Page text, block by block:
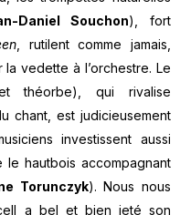
Daniel Souchon), fort
, rutilent comme jamais,
vedette à l’orchestre. Le
théorbe), qui rivalise
chant, est judicieusement
investissent aussi
le hautbois accompagnant
Torunczyk). Nous nous
a bel et bien jeté son